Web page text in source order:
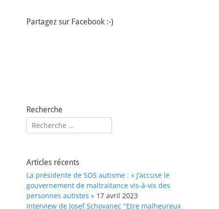
Partagez sur Facebook :-)
Recherche
Rechercher :
Articles récents
La présidente de SOS autisme : « J’accuse le
gouvernement de maltraitance vis-à-vis des
personnes autistes » 17 avril 2023
Interview de Josef Schovanec "Etre malheureux